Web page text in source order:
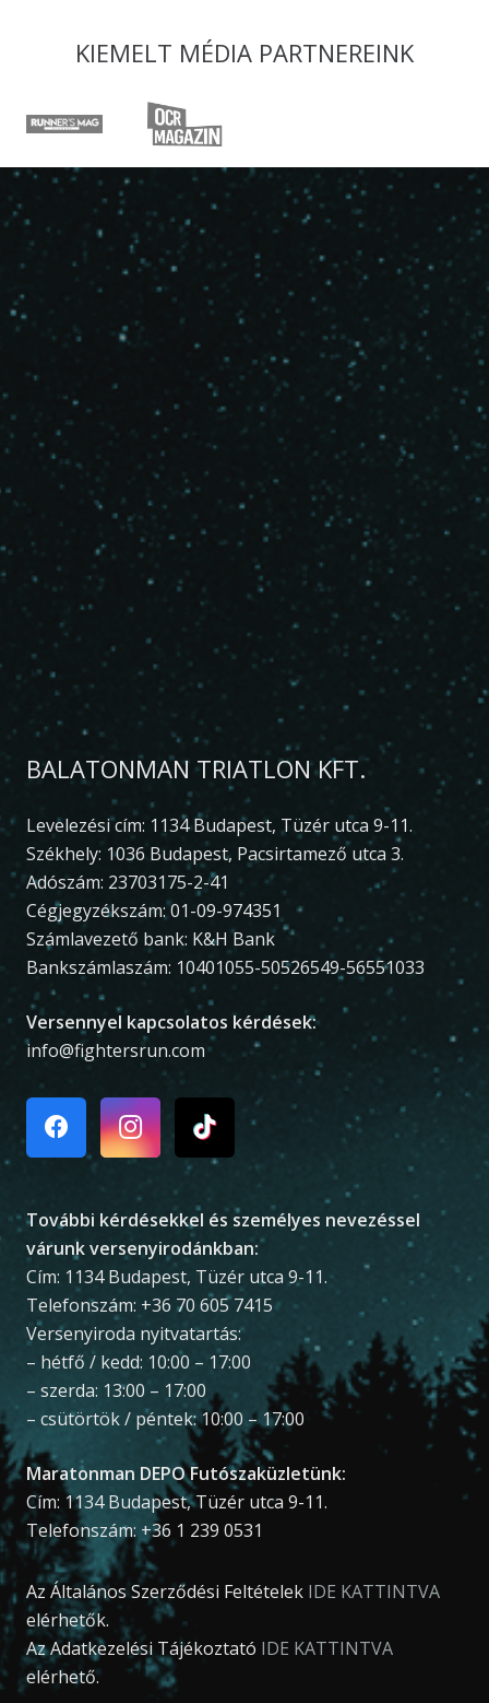
KIEMELT MÉDIA PARTNEREINK
BALATONMAN TRIATLON KFT.
Levelezési cím: 1134 Budapest, Tüzér utca 9-11.
Székhely: 1036 Budapest, Pacsirtamező utca 3.
Adószám: 23703175-2-41
Cégjegyzékszám: 01-09-974351
Számlavezető bank: K&H Bank
Bankszámlaszám: 10401055-50526549-56551033
Versennyel kapcsolatos kérdések:
info@fightersrun.com
További kérdésekkel és személyes nevezéssel
várunk versenyirodánkban:
Cím: 1134 Budapest, Tüzér utca 9-11.
Telefonszám: +36 70 605 7415
Versenyiroda nyitvatartás:
– hétfő / kedd: 10:00 – 17:00
– szerda: 13:00 – 17:00
– csütörtök / péntek: 10:00 – 17:00
Maratonman DEPO Futószaküzletünk:
Cím: 1134 Budapest, Tüzér utca 9-11.
Telefonszám: +36 1 239 0531
Az Általános Szerződési Feltételek IDE KATTINTVA
elérhetők.
Az Adatkezelési Tájékoztató IDE KATTINTVA
elérhető.